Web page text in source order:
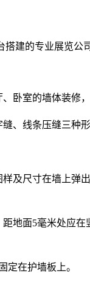
建的专业展览公
室的墙体装修
、线条压缝三种
及尺寸在墙上弹
地面5毫米处应
定在护墙板上。